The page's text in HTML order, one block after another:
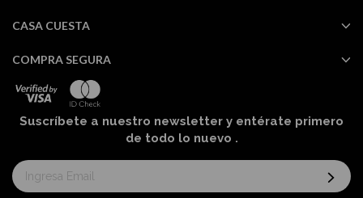
CASA CUESTA
COMPRA SEGURA
Suscríbete a nuestro newsletter y entérate primero
de todo lo nuevo .
Suscríbase
al